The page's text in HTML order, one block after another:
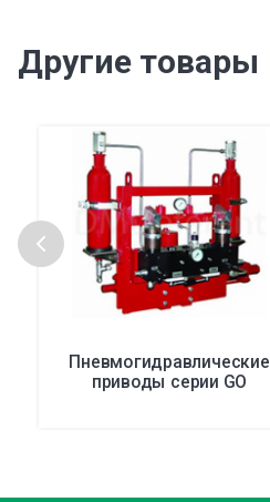
Другие товары
Пневмогидравлические
приводы серии GO